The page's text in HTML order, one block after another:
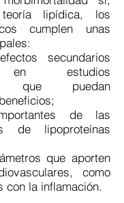
lipídica, los
cumplen unas
secundarios
en estudios
que puedan
de las
de lipoproteínas
que aporten
como
con la inflamación.